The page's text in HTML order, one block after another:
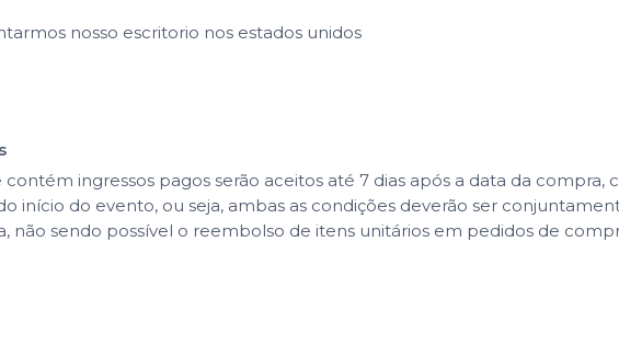
nosso escritorio nos estados unidos
ingressos pagos serão aceitos até 7 dias após a data da compra,
início do evento, ou seja, ambas as condições deverão ser
não sendo possível o reembolso de itens unitários em pedidos de